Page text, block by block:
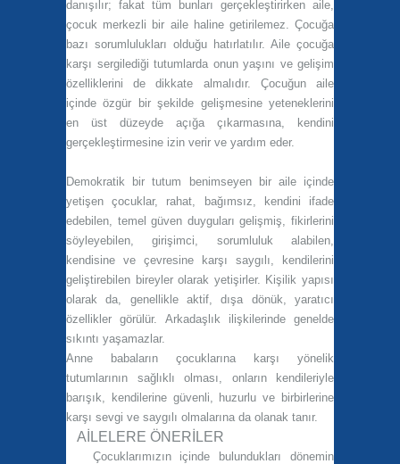
danışılır; fakat tüm bunları gerçekleştirirken aile,
çocuk merkezli bir aile haline getirilemez. Çocuğa
bazı sorumlulukları olduğu hatırlatılır. Aile çocuğa
karşı sergilediği tutumlarda onun yaşını ve gelişim
özelliklerini de dikkate almalıdır. Çocuğun aile
içinde özgür bir şekilde gelişmesine yeteneklerini
en üst düzeyde açığa çıkarmasına, kendini
gerçekleştirmesine izin verir ve yardım eder.
Demokratik bir tutum benimseyen bir aile içinde
yetişen çocuklar, rahat, bağımsız, kendini ifade
edebilen, temel güven duyguları gelişmiş, fikirlerini
söyleyebilen, girişimci, sorumluluk alabilen,
kendisine ve çevresine karşı saygılı, kendilerini
geliştirebilen bireyler olarak yetişirler. Kişilik yapısı
olarak da, genellikle aktif, dışa dönük, yaratıcı
özellikler görülür. Arkadaşlık ilişkilerinde genelde
sıkıntı yaşamazlar.
Anne babaların çocuklarına karşı yönelik
tutumlarının sağlıklı olması, onların kendileriyle
barışık, kendilerine güvenli, huzurlu ve birbirlerine
karşı sevgi ve saygılı olmalarına da olanak tanır.
AİLELERE ÖNERİLER
Çocuklarımızın içinde bulundukları dönemin